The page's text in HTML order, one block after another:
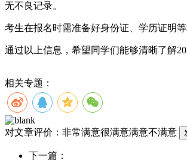
无不良记录。
考生在报名时需准备好身份证、学历证明
通过以上信息，希望同学们能够清晰了解
相关专题：
对文章评价： 非常满意很满意满意不满意
下一篇：